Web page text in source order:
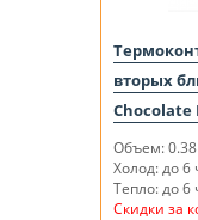
вторых
Chocolate
Объем: 0.38
Холод: до 6
Тепло: до 6
Скидки за